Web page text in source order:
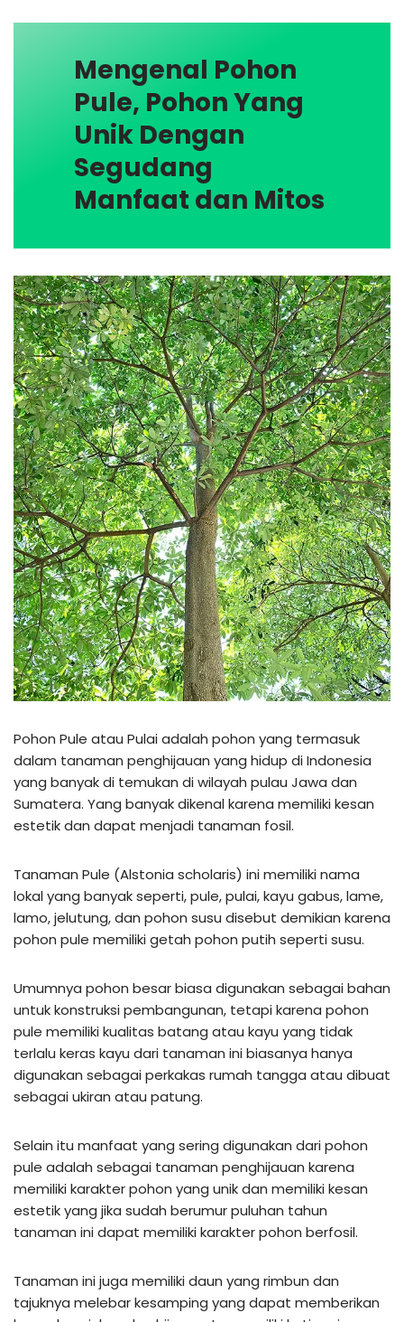
Mengenal Pohon
Pule, Pohon Yang
Unik Dengan
Segudang
Manfaat dan Mitos
Pohon Pule atau Pulai adalah pohon yang termasuk
dalam tanaman penghijauan yang hidup di Indonesia
yang banyak di temukan di wilayah pulau Jawa dan
Sumatera. Yang banyak dikenal karena memiliki kesan
estetik dan dapat menjadi tanaman fosil.
Tanaman Pule (Alstonia scholaris) ini memiliki nama
lokal yang banyak seperti, pule, pulai, kayu gabus, lame,
lamo, jelutung, dan pohon susu disebut demikian karena
pohon pule memiliki getah pohon putih seperti susu.
Umumnya pohon besar biasa digunakan sebagai bahan
untuk konstruksi pembangunan, tetapi karena pohon
pule memiliki kualitas batang atau kayu yang tidak
terlalu keras kayu dari tanaman ini biasanya hanya
digunakan sebagai perkakas rumah tangga atau dibuat
sebagai ukiran atau patung.
Selain itu manfaat yang sering digunakan dari pohon
pule adalah sebagai tanaman penghijauan karena
memiliki karakter pohon yang unik dan memiliki kesan
estetik yang jika sudah berumur puluhan tahun
tanaman ini dapat memiliki karakter pohon berfosil.
Tanaman ini juga memiliki daun yang rimbun dan
tajuknya melebar kesamping yang dapat memberikan